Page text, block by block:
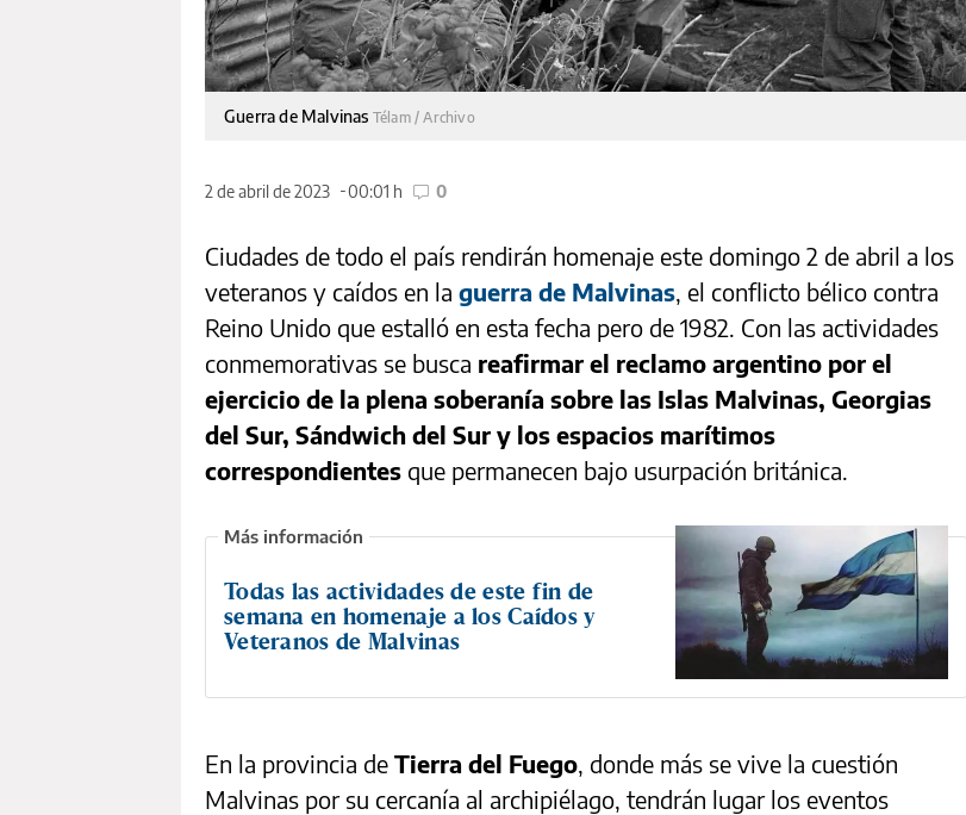
Guerra de Malvinas Télam / Archivo
2 de abril de 2023 00:01 h 0
Ciudades de todo el país rendirán homenaje este domingo 2 de abril a los
veteranos y caídos en la guerra de Malvinas, el conflicto bélico contra
Reino Unido que estalló en esta fecha pero de 1982. Con las actividades
conmemorativas se busca reafirmar el reclamo argentino por el
ejercicio de la plena soberanía sobre las Islas Malvinas, Georgias
del Sur, Sándwich del Sur y los espacios marítimos
correspondientes que permanecen bajo usurpación británica.
Todas las actividades de este fin de
semana en homenaje a los Caídos y
Veteranos de Malvinas
En la provincia de Tierra del Fuego, donde más se vive la cuestión
Malvinas por su cercanía al archipiélago, tendrán lugar los eventos